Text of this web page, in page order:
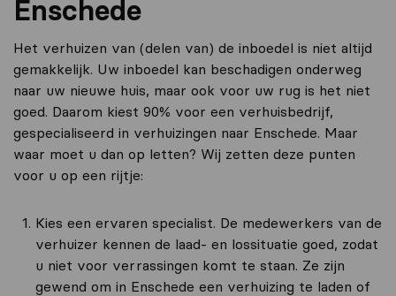
Enschede
Het verhuizen van (delen van) de inboedel is niet altijd
gemakkelijk. Uw inboedel kan beschadigen onderweg
naar uw nieuwe huis, maar ook voor uw rug is het niet
goed. Daarom kiest 90% voor een verhuisbedrijf,
gespecialiseerd in verhuizingen naar Enschede. Maar
waar moet u dan op letten? Wij zetten deze punten
voor u op een rijtje:
Kies een ervaren specialist. De medewerkers van de
verhuizer kennen de laad- en lossituatie goed, zodat
u niet voor verrassingen komt te staan. Ze zijn
gewend om in Enschede een verhuizing te laden of